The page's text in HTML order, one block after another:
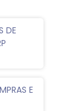
DE
E